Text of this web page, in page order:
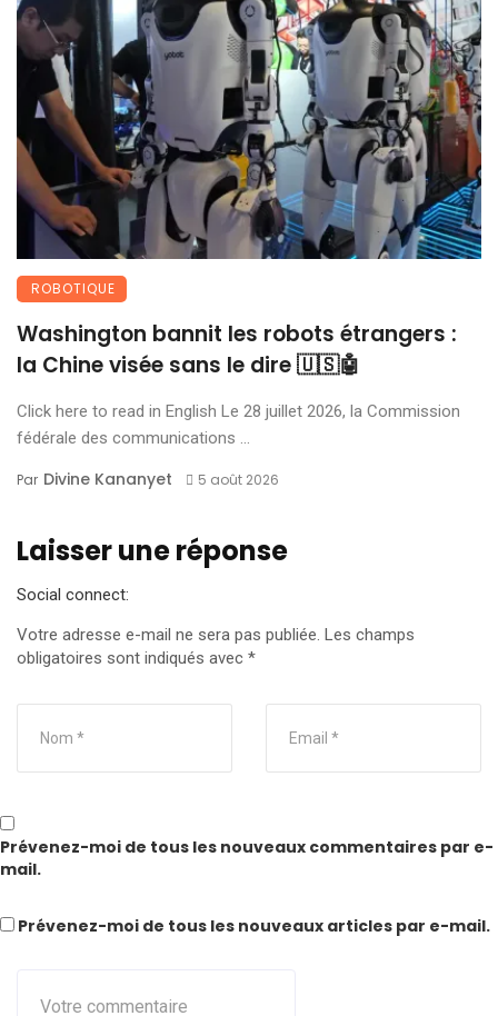
ROBOTIQUE
Washington bannit les robots étrangers :
la Chine visée sans le dire 🇺🇸🤖
Click here to read in English Le 28 juillet 2026, la Commission
fédérale des communications ...
Par Divine Kananyet 5 août 2026
Laisser une réponse
Social connect:
Votre adresse e-mail ne sera pas publiée. Les champs
obligatoires sont indiqués avec *
Prévenez-moi de tous les nouveaux commentaires par e-
mail.
Prévenez-moi de tous les nouveaux articles par e-mail.